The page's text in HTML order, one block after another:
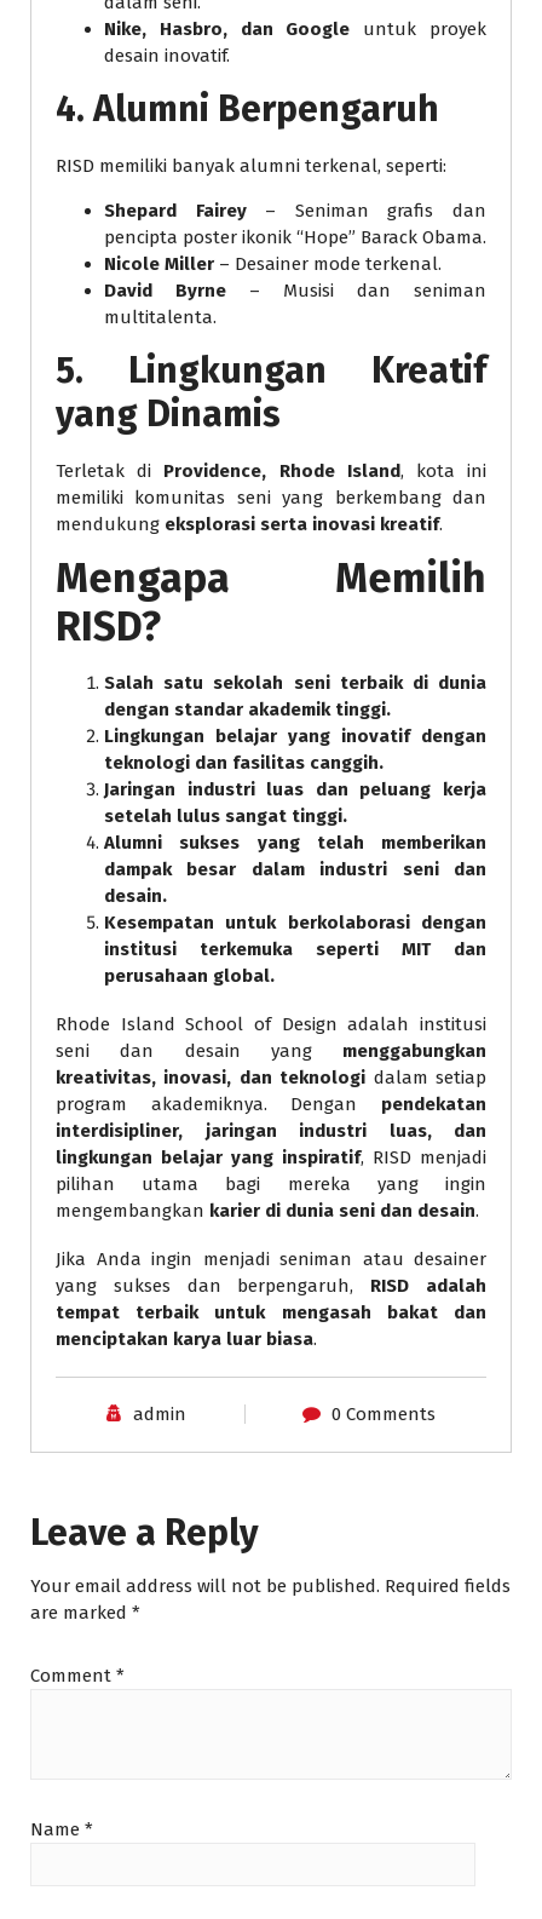
Nike, Hasbro, dan Google untuk proyek
desain inovatif.
4. Alumni Berpengaruh
RISD memiliki banyak alumni terkenal, seperti:
Shepard Fairey– Seniman grafis dan
pencipta poster ikonik “Hope” Barack Obama.
Nicole Miller – Desainer mode terkenal.
David Byrne – Musisi dan seniman
multitalenta.
5. Lingkungan Kreatif
yang Dinamis
Terletak di Providence, Rhode Island, kota ini
memiliki komunitas seni yang berkembang dan
mendukung eksplorasi serta inovasi kreatif.
Mengapa Memilih
RISD?
Salah satu sekolah seni terbaik di dunia
dengan standar akademik tinggi.
Lingkungan belajar yang inovatif dengan
teknologi dan fasilitas canggih.
Jaringan industri luas dan peluang kerja
setelah lulus sangat tinggi.
Alumni sukses yang telah memberikan
dampak besar dalam industri seni dan
desain.
Kesempatan untuk berkolaborasi dengan
institusi terkemuka seperti MIT dan
perusahaan global.
Rhode Island School of Design adalah institusi
seni dan desain yang menggabungkan
kreativitas, inovasi, dan teknologi dalam setiap
program akademiknya. Dengan pendekatan
interdisipliner, jaringan industri luas, dan
lingkungan belajar yang inspiratif, RISD menjadi
pilihan utama bagi mereka yang ingin
mengembangkan karier di dunia seni dan desain.
Jika Anda ingin menjadi seniman atau desainer
yang sukses dan berpengaruh, RISD adalah
tempat terbaik untuk mengasah bakat dan
menciptakan karya luar biasa.
admin 0 Comments
Leave a Reply
Your email address will not be published. Required fields
are marked *
Comment *
Name *